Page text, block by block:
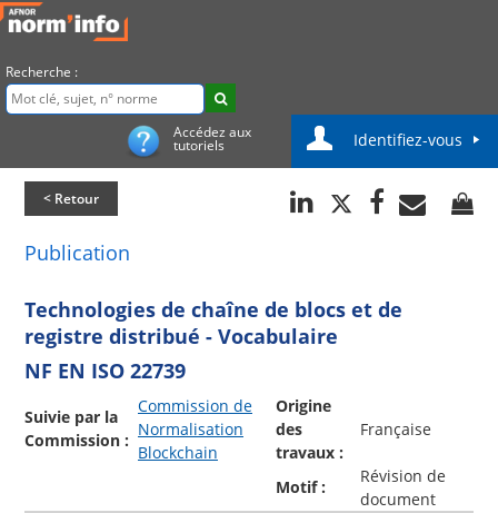
Recherche :
Accédez aux
tutoriels Identifiez-vous
< Retour
Publication
Technologies de chaîne de blocs et de
registre distribué - Vocabulaire
NF EN ISO 22739
Suivie par la
Commission :
Commission de
Normalisation
Blockchain
Origine
des
travaux :
Française
Motif :
Révision de
document